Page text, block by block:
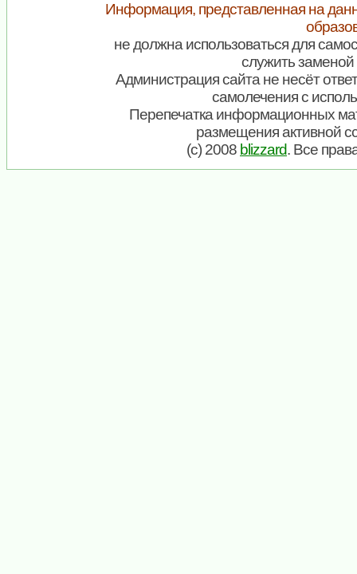
Информация, представленная на
не должна использоваться для
служить заменой
Администрация сайта не несёт
самолечения с
Перепечатка информационных
размещения активной
(c) 2008 blizzard. Все